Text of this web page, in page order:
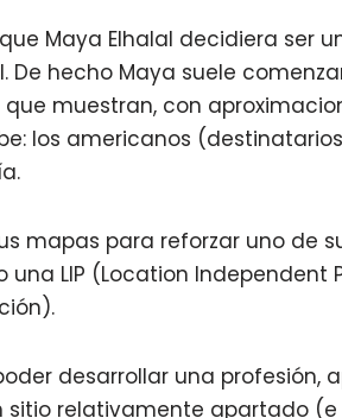
Maya Elhalal decidiera ser
De hecho Maya suele
muestran, con
los americanos
mapas para reforzar uno de
LIP (Location Independent
desarrollar una profesión,
relativamente apartado (e